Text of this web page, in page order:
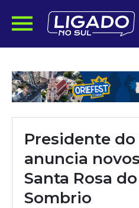
Presidente do
anuncia
Santa Rosa
Sombrio